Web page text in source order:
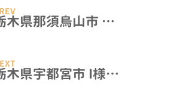
栃木県那須烏山市 A様邸 屋根塗装・外壁塗装工事
栃木県宇都宮市 I様邸 屋根塗装・外壁塗装工事